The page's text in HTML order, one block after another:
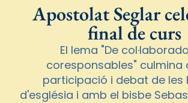
Apostolat Seglar
final de curs
El lema "De
coresponsables" culmina
participació i debat de les
d'església i amb el bisbe